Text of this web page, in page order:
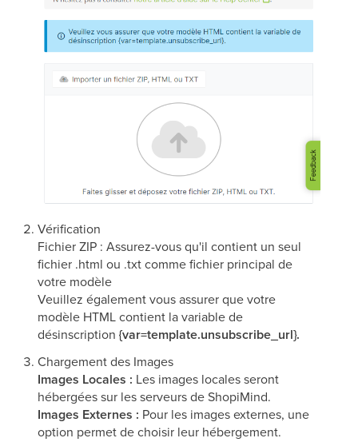
Vérification
Fichier ZIP : Assurez-vous qu'il contient un seul
fichier .html ou .txt comme fichier principal de
votre modèle
Veuillez également vous assurer que votre
modèle HTML contient la variable de
désinscription {var=template.unsubscribe_url}.
Chargement des Images
Images Locales : Les images locales seront
hébergées sur les serveurs de ShopiMind.
Images Externes : Pour les images externes, une
option permet de choisir leur hébergement.